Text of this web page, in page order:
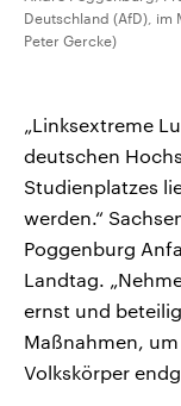
Deutschland (AfD),
Peter Gercke)
„Linksextreme
deutschen
Studienplatzes
werden.“
Poggenburg
Landtag.
ernst und
Maßnahmen,
Volkskörper